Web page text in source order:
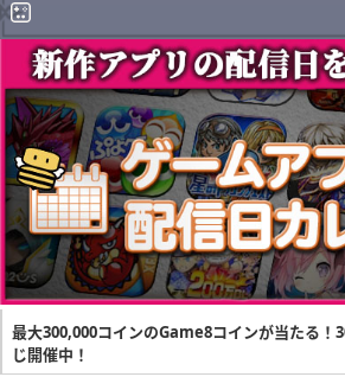
最大300,000コインのGame8コインが当たる！
じ開催中！